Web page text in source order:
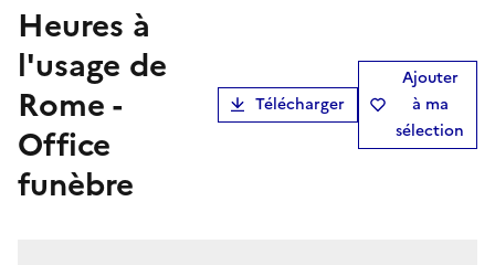
Heures à
l'usage de
Rome -
Office
funèbre
Télécharger
Ajouter
à ma
sélection